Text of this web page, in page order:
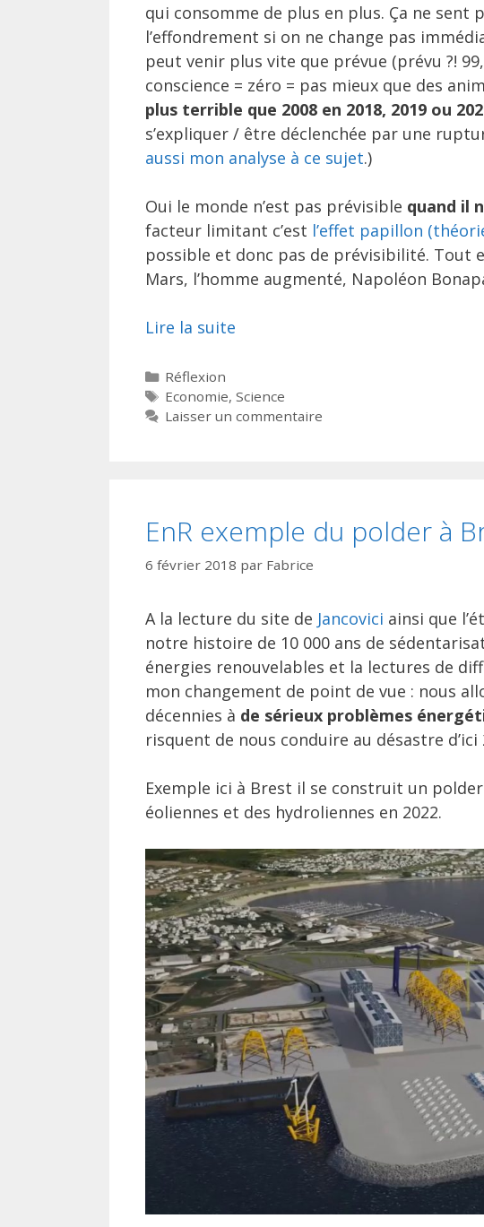
qui consomme de plus en plus. Ça ne sent
l’effondrement si on ne change pas
peut venir plus vite que prévue (prévu ?!
conscience = zéro = pas mieux que des
plus terrible que 2008 en 2018, 2019 ou
s’expliquer / être déclenchée par une
aussi mon analyse à ce sujet.)
Oui le monde n’est pas prévisible quand il
facteur limitant c’est l’effet papillon
possible et donc pas de prévisibilité. Tout
Mars, l’homme augmenté, Napoléon
Lire la suite
Catégories
Réflexion
Étiquettes
Economie,Science
Laisser un commentaire
EnR exemple du polder à
6 février 2018 par Fabrice
A la lecture du site de Jancovici ainsi que
notre histoire de 10 000 ans de
énergies renouvelables et la lectures de
mon changement de point de vue : nous
décennies à de sérieux problèmes
risquent de nous conduire au désastre d’ici
Exemple ici à Brest il se construit un
éoliennes et des hydroliennes en 2022.